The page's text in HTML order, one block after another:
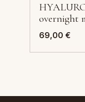
overnight
69,00 €